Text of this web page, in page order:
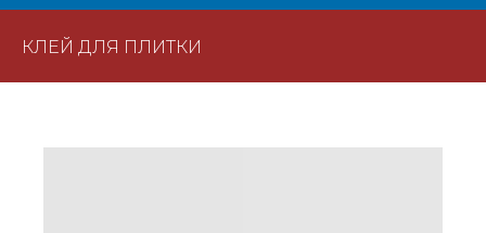
КЛЕЙ ДЛЯ ПЛИТКИ